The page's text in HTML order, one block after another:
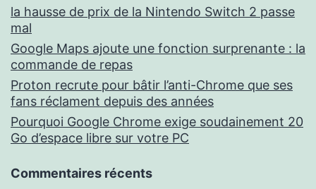
la hausse de prix de la Nintendo Switch 2 passe
mal
Google Maps ajoute une fonction surprenante : la
commande de repas
Proton recrute pour bâtir l’anti-Chrome que ses
fans réclament depuis des années
Pourquoi Google Chrome exige soudainement 20
Go d’espace libre sur votre PC
Commentaires récents